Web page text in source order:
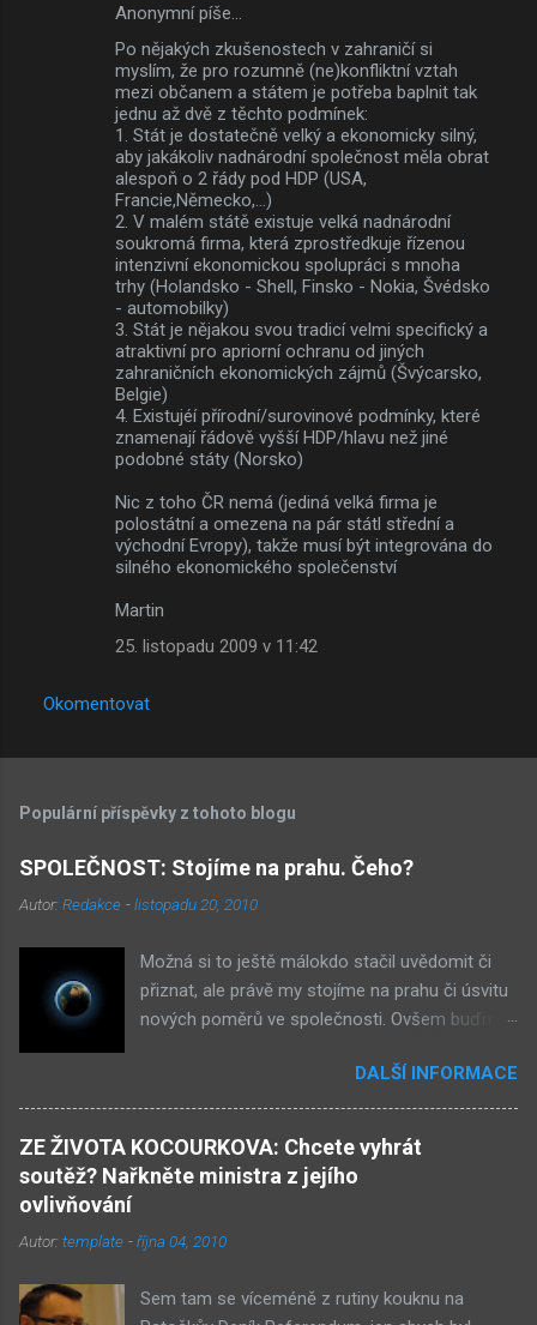
Anonymní píše…
Po nějakých zkušenostech v zahraničí si
myslím, že pro rozumně (ne)konfliktní vztah
mezi občanem a státem je potřeba baplnit tak
jednu až dvě z těchto podmínek:
1. Stát je dostatečně velký a ekonomicky silný,
aby jakákoliv nadnárodní společnost měla obrat
alespoň o 2 řády pod HDP (USA,
Francie,Německo,...)
2. V malém státě existuje velká nadnárodní
soukromá firma, která zprostředkuje řízenou
intenzivní ekonomickou spolupráci s mnoha
trhy (Holandsko - Shell, Finsko - Nokia, Švédsko
- automobilky)
3. Stát je nějakou svou tradicí velmi specifický a
atraktivní pro apriorní ochranu od jiných
zahraničních ekonomických zájmů (Švýcarsko,
Belgie)
4. Existujéí přírodní/surovinové podmínky, které
znamenají řádově vyšší HDP/hlavu než jiné
podobné státy (Norsko)
Nic z toho ČR nemá (jediná velká firma je
polostátní a omezena na pár státl střední a
východní Evropy), takže musí být integrována do
silného ekonomického společenství
Martin
25. listopadu 2009 v 11:42
Okomentovat
Populární příspěvky z tohoto blogu
SPOLEČNOST: Stojíme na prahu. Čeho?
Autor: Redakce -listopadu 20, 2010
Možná si to ještě málokdo stačil uvědomit či
přiznat, ale právě my stojíme na prahu či úsvitu
nových poměrů ve společnosti. Ovšem buďme
Novými poměry ve společnosti myslím
přiklonění se s některé z nám již historicky
známých situací. Přiznejme si to otevřeně – je
to buď nová forma demokracie, anebo
nacismus. Těžko si někdo z nás mohl
společnosti stále větší vliv – v každém městě již
Před deseti lety věc zcela nevídaná. Příslušníci
DALŠÍ INFORMACE
ZE ŽIVOTA KOCOURKOVA: Chcete vyhrát
soutěž? Nařkněte ministra z jejího
ovlivňování
Autor: template -října 04, 2010
Sem tam se víceméně z rutiny kouknu na